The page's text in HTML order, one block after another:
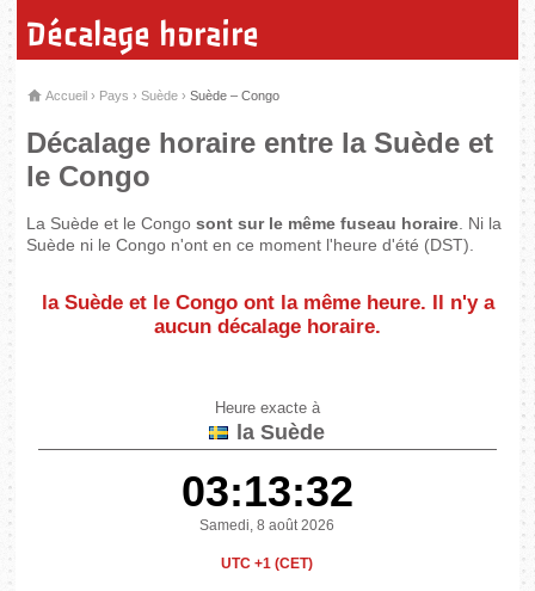
Décalage horaire
Accueil › Pays ›Suède ›Suède – Congo
Décalage horaire entre la Suède et
le Congo
La Suède et le Congosont sur le même fuseau horaire . Ni la
Suède ni le Congo n'ont en ce moment l'heure d'été (DST).
la Suède et le Congo ont la même heure. Il n'y a
aucun décalage horaire.
Heure exacte à
la Suède
03:13:32
Samedi, 8 août 2026
UTC +1 (CET)